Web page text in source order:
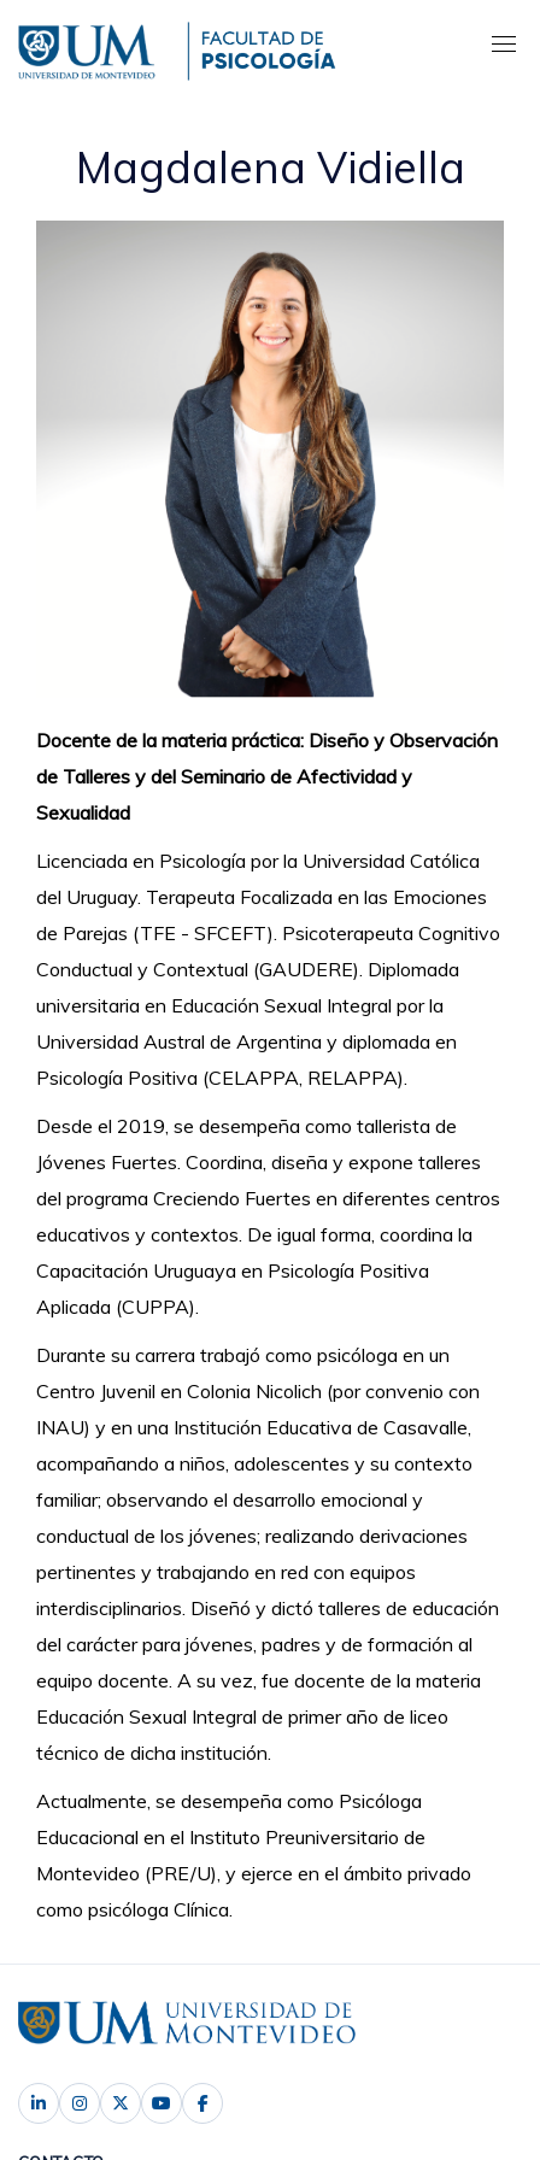
contenido
principal
Magdalena Vidiella
Docente de la materia práctica: Diseño y Observación
de Talleres y del Seminario de Afectividad y
Sexualidad
Licenciada en Psicología por la Universidad Católica
del Uruguay. Terapeuta Focalizada en las Emociones
de Parejas (TFE - SFCEFT). Psicoterapeuta Cognitivo
Conductual y Contextual (GAUDERE). Diplomada
universitaria en Educación Sexual Integral por la
Universidad Austral de Argentina y diplomada en
Psicología Positiva (CELAPPA, RELAPPA).
Desde el 2019, se desempeña como tallerista de
Jóvenes Fuertes. Coordina, diseña y expone talleres
del programa Creciendo Fuertes en diferentes centros
educativos y contextos. De igual forma, coordina la
Capacitación Uruguaya en Psicología Positiva
Aplicada (CUPPA).
Durante su carrera trabajó como psicóloga en un
Centro Juvenil en Colonia Nicolich (por convenio con
INAU) y en una Institución Educativa de Casavalle,
acompañando a niños, adolescentes y su contexto
familiar; observando el desarrollo emocional y
conductual de los jóvenes; realizando derivaciones
pertinentes y trabajando en red con equipos
interdisciplinarios. Diseñó y dictó talleres de educación
del carácter para jóvenes, padres y de formación al
equipo docente. A su vez, fue docente de la materia
Educación Sexual Integral de primer año de liceo
técnico de dicha institución.
Actualmente, se desempeña como Psicóloga
Educacional en el Instituto Preuniversitario de
Montevideo (PRE/U), y ejerce en el ámbito privado
como psicóloga Clínica.